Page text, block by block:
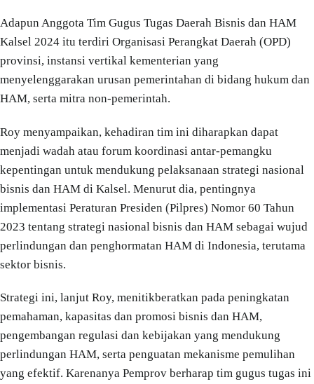
Adapun Anggota Tim Gugus Tugas Daerah Bisnis dan HAM
Kalsel 2024 itu terdiri Organisasi Perangkat Daerah (OPD)
provinsi, instansi vertikal kementerian yang
menyelenggarakan urusan pemerintahan di bidang hukum dan
HAM, serta mitra non-pemerintah.
Roy menyampaikan, kehadiran tim ini diharapkan dapat
menjadi wadah atau forum koordinasi antar-pemangku
kepentingan untuk mendukung pelaksanaan strategi nasional
bisnis dan HAM di Kalsel. Menurut dia, pentingnya
implementasi Peraturan Presiden (Pilpres) Nomor 60 Tahun
2023 tentang strategi nasional bisnis dan HAM sebagai wujud
perlindungan dan penghormatan HAM di Indonesia, terutama
sektor bisnis.
Strategi ini, lanjut Roy, menitikberatkan pada peningkatan
pemahaman, kapasitas dan promosi bisnis dan HAM,
pengembangan regulasi dan kebijakan yang mendukung
perlindungan HAM, serta penguatan mekanisme pemulihan
yang efektif. Karenanya Pemprov berharap tim gugus tugas ini